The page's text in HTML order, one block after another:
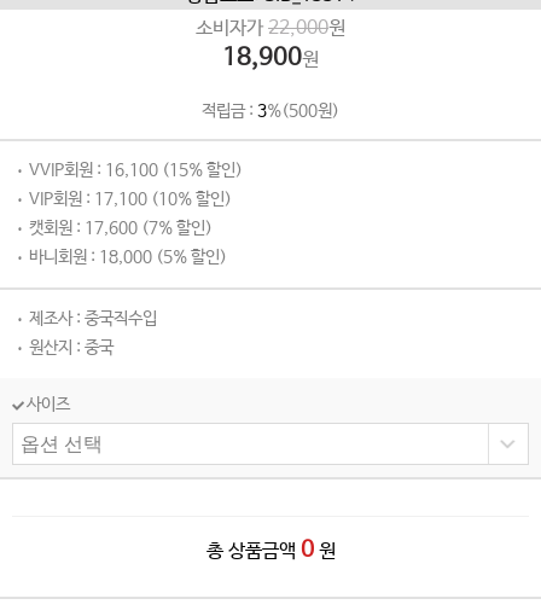
소비자가 22,000원
18,900원
적립금 : 3%(500원)
VVIP회원 : 16,100 (15% 할인)
VIP회원 : 17,100 (10% 할인)
캣회원 : 17,600 (7% 할인)
바니회원 : 18,000 (5% 할인)
제조사 : 중국직수입
원산지 : 중국
사이즈
총 상품금액 0 원